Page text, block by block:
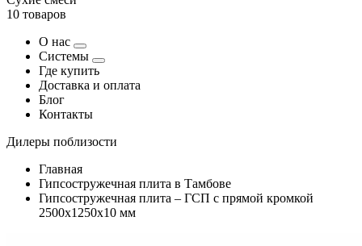
10 товаров
О нас
Системы
Где купить
Доставка и оплата
Блог
Контакты
Дилеры поблизости
Главная
Гипсостружечная плита в Тамбове
Гипсостружечная плита – ГСП с прямой кромкой
2500х1250х10 мм